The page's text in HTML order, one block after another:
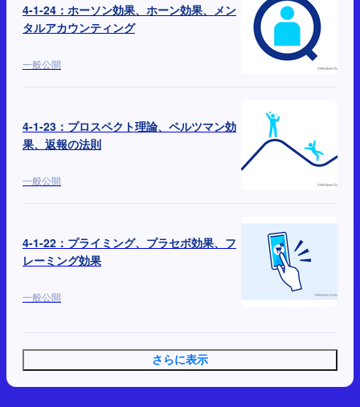
4-1-24：ホーソン効果、ホーン効果、メン
タルアカウンティング
一般公開
4-1-23：プロスペクト理論、ペルツマン効
果、返報の法則
一般公開
4-1-22：プライミング、プラセボ効果、フ
レーミング効果
一般公開
さらに表示